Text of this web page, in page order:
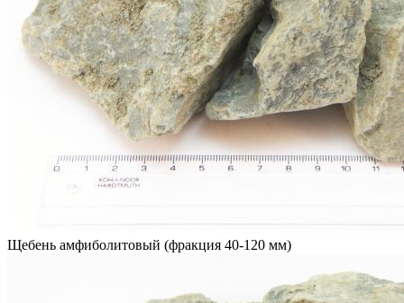
Щебень амфиболитовый (фракция 40-120 мм)